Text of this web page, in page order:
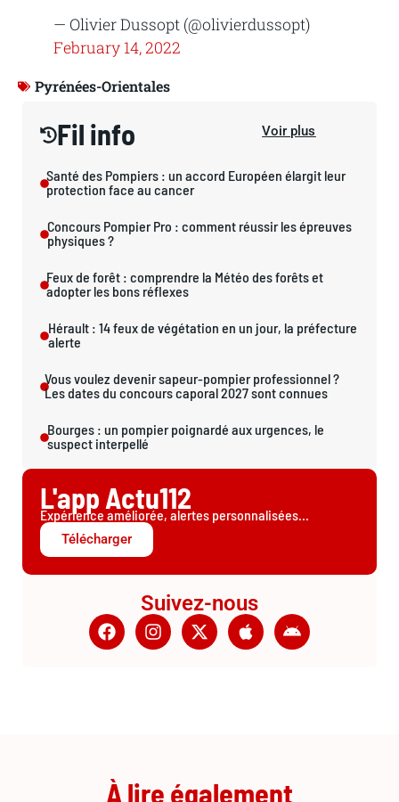
— Olivier Dussopt (@olivierdussopt)
February 14, 2022
Pyrénées-Orientales
Fil info Voir plus
Santé des Pompiers : un accord Européen élargit leur
protection face au cancer
Concours Pompier Pro : comment réussir les épreuves
physiques ?
Feux de forêt : comprendre la Météo des forêts et
adopter les bons réflexes
Hérault : 14 feux de végétation en un jour, la préfecture
alerte
Vous voulez devenir sapeur-pompier professionnel ?
Les dates du concours caporal 2027 sont connues
Bourges : un pompier poignardé aux urgences, le
suspect interpellé
L'app Actu112
Expérience améliorée, alertes personnalisées...
Télécharger
Suivez-nous
À lire également